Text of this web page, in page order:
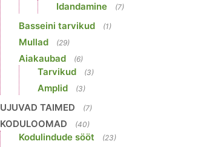
Idandamine (7)
Basseini tarvikud (1)
Mullad (29)
Aiakaubad (6)
Tarvikud (3)
Amplid (3)
UJUVAD TAIMED (7)
KODULOOMAD (40)
Kodulindude sööt (23)